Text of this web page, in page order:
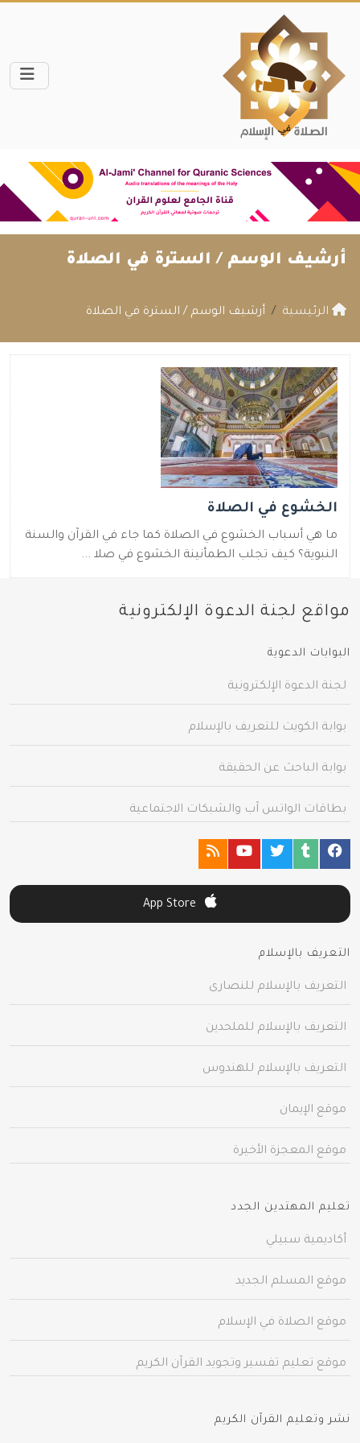
أرشيف الوسم / السترة في الصلاة
الرئيسية أرشيف الوسم / السترة في الصلاة
الخشوع في الصلاة
ما هي أسباب الخشوع في الصلاة كما جاء في القرآن والسنة
النبوية؟ كيف تجلب الطمأنينة الخشوع في صلا ...
مواقع لجنة الدعوة الإلكترونية
البوابات الدعوية
لجنة الدعوة الإلكترونية
بوابة الكويت للتعريف بالإسلام
بوابة الباحث عن الحقيقة
بطاقات الواتس آب والشبكات الاجتماعية
التعريف بالإسلام
التعريف بالإسلام للنصارى
التعريف بالإسلام للملحدين
التعريف بالإسلام للهندوس
موقع الإيمان
موقع المعجزة الأخيرة
تعليم المهتدين الجدد
أكاديمية سبيلي
موقع المسلم الجديد
موقع الصلاة في الإسلام
موقع تعليم تفسير وتجويد القرآن الكريم
نشر وتعليم القرآن الكريم